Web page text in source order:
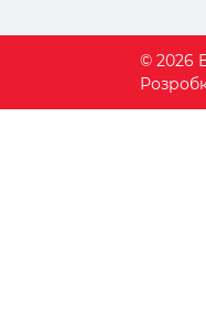
© 2026